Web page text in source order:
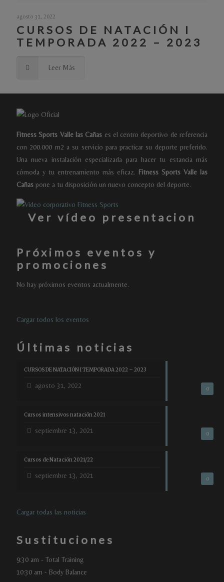
agosto 31, 2022
CURSOS DE NATACIÓN I
TEMPORADA 2022 – 2023
Leer Más
Fitness Sports Valle las Cañas es el centro deportivo de referencia
con 200.000 m2 a su servicio para practicar su deporte preferido.
Una nueva instalación especializada para hacer tu estancia más
cómoda y tu entrenamiento más eficaz. Fitness Sports Valle las
Cañas pone a tu disposición un nuevo concepto del deporte.
Ver vídeo presentacion
Próximos eventos y
promociones
No hay próximos eventos actualmente.
Cargar todos los eventos
Últimas noticias
0
CURSOS DE NATACIÓN I TEMPORADA 2022 – 2023
agosto 31, 2022
0
Cursos intensivos natación 2021
septiembre 13, 2021
0
Cursos de Natación 2021/22
septiembre 13, 2021
Cargar todas las noticias
Sustituciones
9:30 am - Total Training
10:30 am - Body Balance